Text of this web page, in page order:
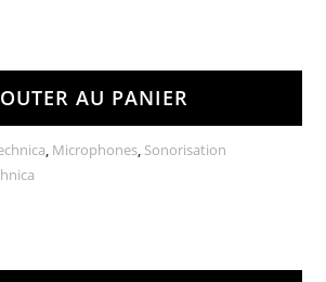
AU PANIER
, Microphones, Sonorisation